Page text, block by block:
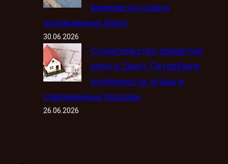
влияние на подачу
охлаждённых блюд
30.06.2026
Строительство домов под
ключ в Санкт-Петербурге:
особенности, этапы и
современные подходы
26.06.2026